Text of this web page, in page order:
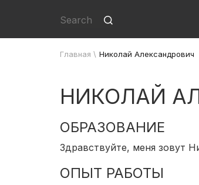
Главная \ Николай Александрович
НИКОЛАЙ
ОБРАЗОВАНИЕ
Здравствуйте, меня зовут
ОПЫТ РАБОТЫ